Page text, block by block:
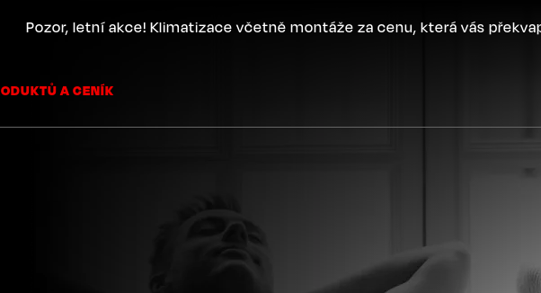
Pozor, letní akce! Klimatizace včetně montáže za cenu, která vás
A CENÍK